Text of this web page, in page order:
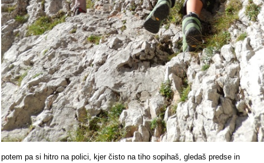
potem pa si hitro na polici, kjer čisto na tiho sopihaš, gledaš predse in